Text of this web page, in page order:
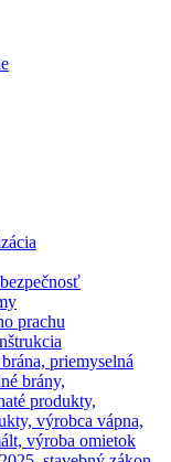
prachu
priemyselná
brány,
produkty,
výrobca vápna,
výroba omietok